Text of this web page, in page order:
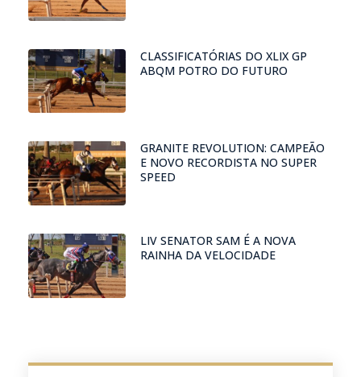
CLASSIFICATÓRIAS DO XLIX GP
ABQM POTRO DO FUTURO
GRANITE REVOLUTION: CAMPEÃO
E NOVO RECORDISTA NO SUPER
SPEED
LIV SENATOR SAM É A NOVA
RAINHA DA VELOCIDADE